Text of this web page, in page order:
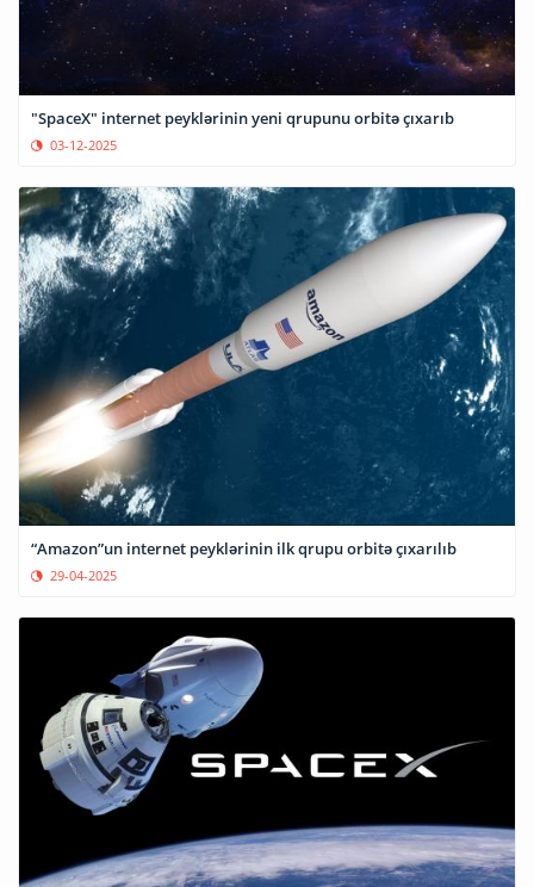
"SpaceX" internet peyklərinin yeni qrupunu orbitə çıxarıb
03-12-2025
“Amazon”un internet peyklərinin ilk qrupu orbitə çıxarılıb
29-04-2025